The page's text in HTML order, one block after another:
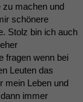
zu machen und
schönere
Stolz bin ich auch
fragen wenn bei
Leuten das
mein Leben und
immer